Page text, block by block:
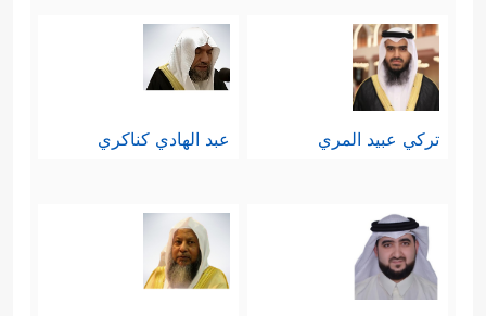
تركي عبيد المري عبد الهادي كناكري